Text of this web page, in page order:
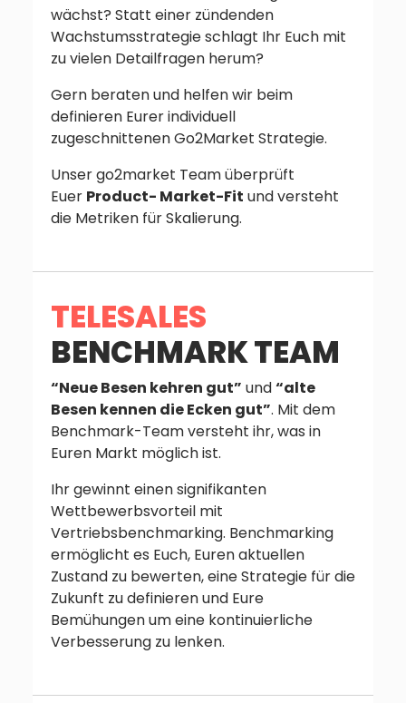
wächst? Statt einer zündenden
Wachstumsstrategie schlagt Ihr Euch mit
zu vielen Detailfragen herum?
Gern beraten und helfen wir beim
definieren Eurer individuell
zugeschnittenen Go2Market Strategie.
Unser go2market Team überprüft
Euer Product- Market-Fit und versteht
die Metriken für Skalierung.
TELESALES
BENCHMARK TEAM
“Neue Besen kehren gut” und“alte
Besen kennen die Ecken gut”. Mit dem
Benchmark-Team versteht ihr, was in
Euren Markt möglich ist.
Ihr gewinnt einen signifikanten
Wettbewerbsvorteil mit
Vertriebsbenchmarking. Benchmarking
ermöglicht es Euch, Euren aktuellen
Zustand zu bewerten, eine Strategie für die
Zukunft zu definieren und Eure
Bemühungen um eine kontinuierliche
Verbesserung zu lenken.